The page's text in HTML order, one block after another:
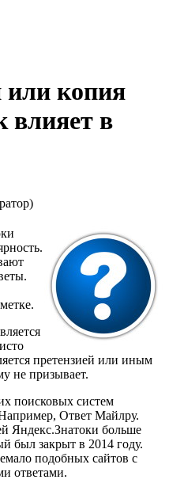
или копия
влияет в
претензией или иным
не призывает.
поисковых систем
Ответ Майлру.
Яндекс.Знатоки больше
был закрыт в 2014 году.
подобных сайтов с
ответами.